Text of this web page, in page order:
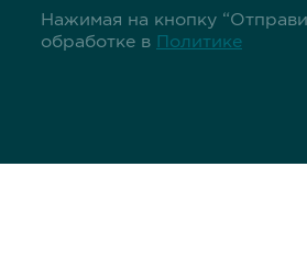
Нажимая на кнопку
обработке в
Политике